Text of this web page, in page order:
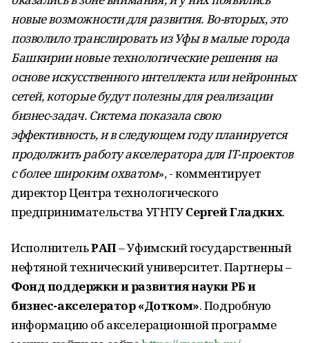
новые возможности для развития. Во-вторых, это
позволило транслировать из Уфы в малые города
Башкирии новые технологические решения на
основе искусственного интеллекта или нейронных
сетей, которые будут полезны для реализации
бизнес-задач. Система показала свою
эффективность, и в следующем году планируется
продолжить работу акселератора для IT-проектов
с более широким охватом», - комментирует
директор Центра технологического
предпринимательства УГНТУСергей Гладких.
ИсполнительРАП– Уфимский государственный
нефтяной технический университет. Партнеры –
Фонд поддержки и развития науки РБ и
бизнес-акселератор «Дотком». Подробную
информацию об акселерационной программе